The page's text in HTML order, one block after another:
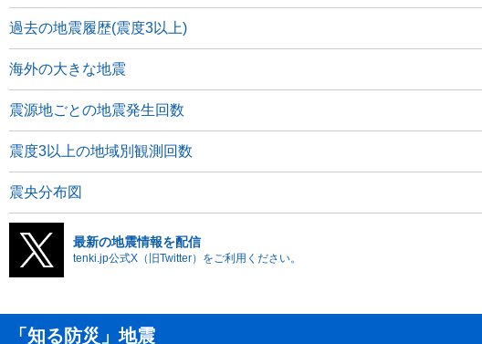
過去の地震履歴(震度3以上)
海外の大きな地震
震源地ごとの地震発生回数
震度3以上の地域別観測回数
震央分布図
最新の地震情報を配信
tenki.jp公式X（旧Twitter）をご利用ください。
「知る防災」地震